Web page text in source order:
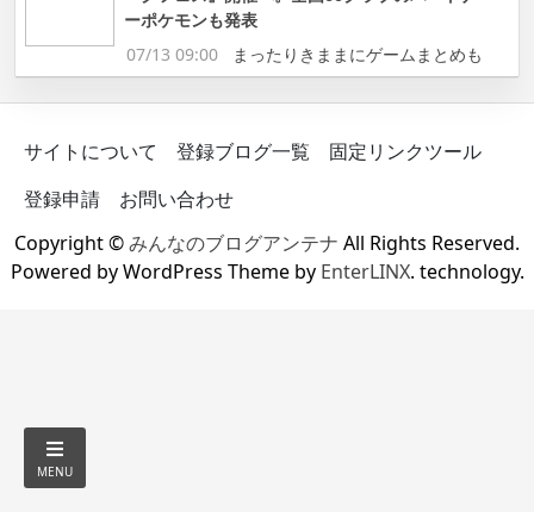
ーポケモンも発表
07/13 09:00
まったりきままにゲームまとめも
サイトについて 登録ブログ一覧
固定リンクツール
登録申請
お問い合わせ
Copyright ©みんなのブログアンテナ All Rights Reserved.
Powered by WordPress Theme by EnterLINX. technology.
MENU